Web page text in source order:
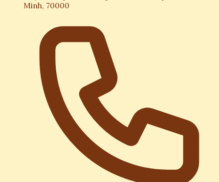
Minh, 70000